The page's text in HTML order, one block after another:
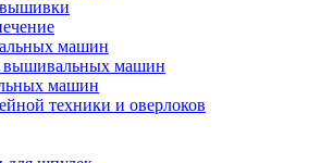
машин
вышивальных машин
машин
техники и оверлоков